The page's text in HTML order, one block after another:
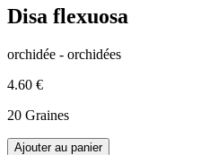
Disa flexuosa
orchidée - orchidées
4.60 €
20 Graines
Ajouter au panier